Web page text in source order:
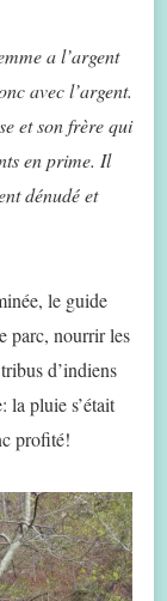
a l’argent
avec l’argent.
et son frère qui
en prime. Il
dénudé et
le guide
parc, nourrir les
d’indiens
la pluie s’était
profité!